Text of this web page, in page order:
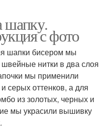
шапку.
с фото
шапки бисером мы
нитки в два слоя
мы применили
серых оттенков, а для
из золотых, черных и
мы украсили вышивку